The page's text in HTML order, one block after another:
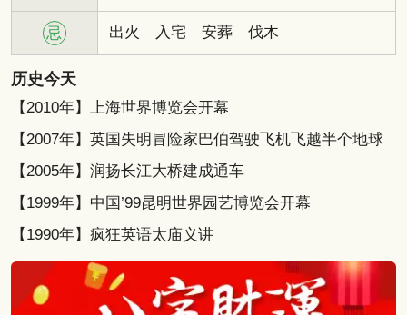
忌 出火 入宅 安葬 伐木
历史今天
【2010年】上海世界博览会开幕
【2007年】英国失明冒险家巴伯驾驶飞机飞越半个地球
【2005年】润扬长江大桥建成通车
【1999年】中国’99昆明世界园艺博览会开幕
【1990年】疯狂英语太庙义讲